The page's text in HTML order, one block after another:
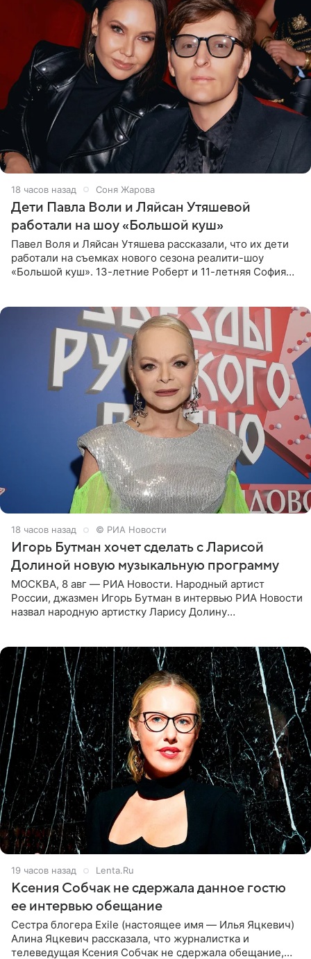
18 часов назад Соня Жарова
Дети Павла Воли и Ляйсан Утяшевой
работали на шоу «Большой куш»
Павел Воля и Ляйсан Утяшева рассказали, что их дети
работали на съемках нового сезона реалити-шоу
«Большой куш». 13-летние Роберт и 11-летняя София
18 часов назад © РИА Новости
Игорь Бутман хочет сделать с Ларисой
Долиной новую музыкальную программу
МОСКВА, 8 авг — РИА Новости. Народный артист
России, джазмен Игорь Бутман в интервью РИА Новости
назвал народную артистку Ларису Долину
19 часов назад Lenta.Ru
Ксения Собчак не сдержала данное гостю
ее интервью обещание
Сестра блогера Exile (настоящее имя — Илья Яцкевич)
Алина Яцкевич рассказала, что журналистка и
телеведущая Ксения Собчак не сдержала обещание,